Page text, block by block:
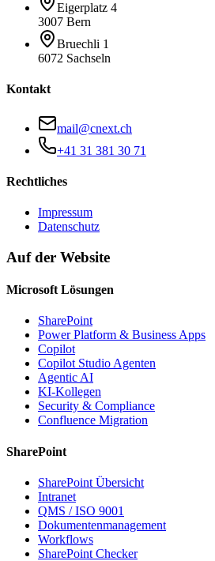
Eigerplatz 4
3007 Bern
Bruechli 1
6072 Sachseln
Kontakt
mail@cnext.ch
+41 31 381 30 71
Rechtliches
Impressum
Datenschutz
Auf der Website
Microsoft Lösungen
SharePoint
Power Platform & Business Apps
Copilot
Copilot Studio Agenten
Agentic AI
KI-Kollegen
Security & Compliance
Confluence Migration
SharePoint
SharePoint Übersicht
Intranet
QMS / ISO 9001
Dokumentenmanagement
Workflows
SharePoint Checker